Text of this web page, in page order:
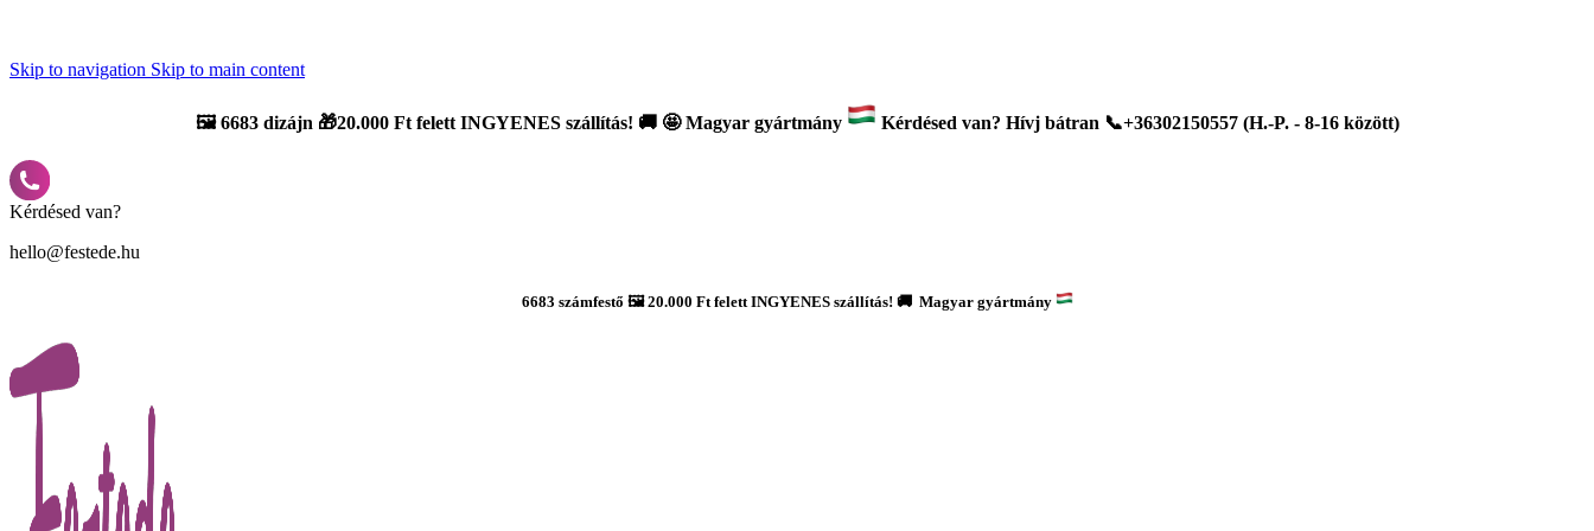
Skip to navigation Skip to main content
🖼️6683 dizájn 🎁20.000 Ft felett INGYENES szállítás! 🚚 🤩 Magyar gyártmány Kérdésed van? Hívj bátran 📞+36302150557 (H.-P. - 8-16 között)
Kérdésed van?
hello@festede.hu
6683 számfestő 🖼️ 20.000 Ft felett INGYENES szállítás! 🚚 Magyar gyártmány